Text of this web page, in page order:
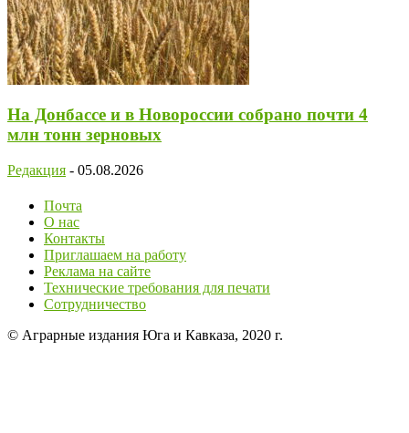
На Донбассе и в Новороссии собрано почти 4
млн тонн зерновых
Редакция - 05.08.2026
Почта
О нас
Контакты
Приглашаем на работу
Реклама на сайте
Технические требования для печати
Сотрудничество
© Аграрные издания Юга и Кавказа, 2020 г.